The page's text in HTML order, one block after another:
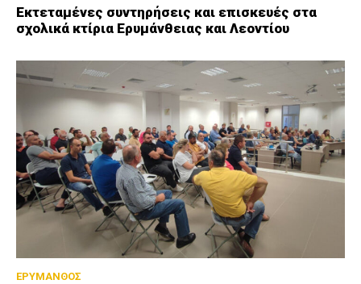
Εκτεταμένες συντηρήσεις και επισκευές στα
σχολικά κτίρια Ερυμάνθειας και Λεοντίου
ΕΡΥΜΑΝΘΟΣ